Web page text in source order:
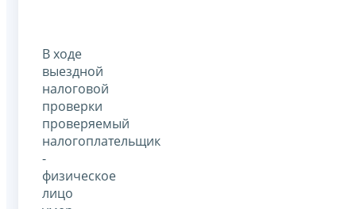
В ходе
выездной
налоговой
проверки
проверяемый
налогоплательщик
-
физическое
лицо